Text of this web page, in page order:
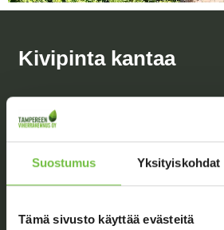
Suostumus Yksityiskohdat
Tämä sivusto käyttää evästeitä
Kivipinta kantaa
Pihakiveys on oikea valinta siellä,
tasaista, kantavaa ja
pihan pehmeämpiin pintoihin tai
kokoisia ja näköisiä betonikiviä ja -